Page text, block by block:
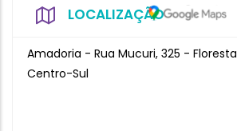
LOCALIZAÇÃO
Amadoria - Rua Mucuri, 325 - Floresta
Centro-Sul